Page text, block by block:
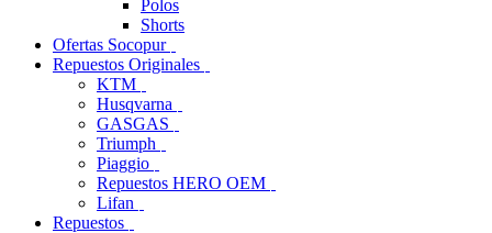
Polos
Shorts
Ofertas Socopur
Repuestos Originales
KTM
Husqvarna
GASGAS
Triumph
Piaggio
Repuestos HERO OEM
Lifan
Repuestos